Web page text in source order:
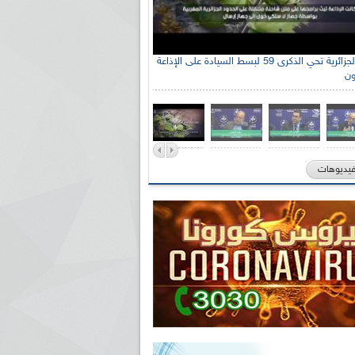
الإذاعة الجزائرية تحي الذكرى 59 لبسط السيادة على الإذاعة